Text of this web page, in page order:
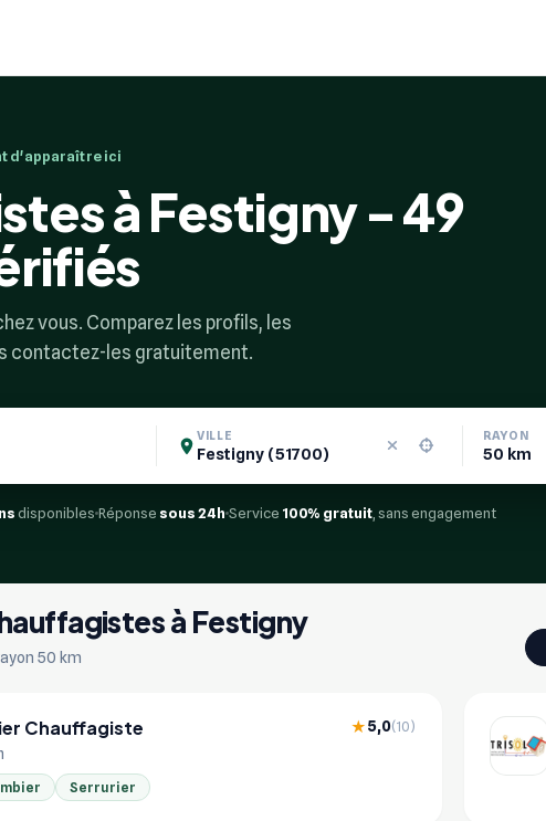
d'apparaître ici
à Festigny - 49
vous. Comparez les profils, les
contactez-les gratuitement.
VILLE RAYON
disponibles Réponse sous 24h Service 100% gratuit , sans engagement
à Festigny
50 km
Chauffagiste ★5,0(10)
Serrurier